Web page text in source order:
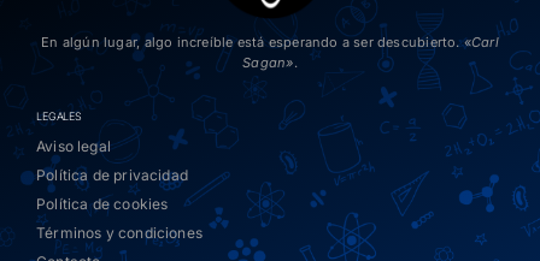
En algún lugar, algo increíble está esperando a ser descubierto. «Carl
Sagan».
LEGALES
Aviso legal
Política de privacidad
Política de cookies
Términos y condiciones